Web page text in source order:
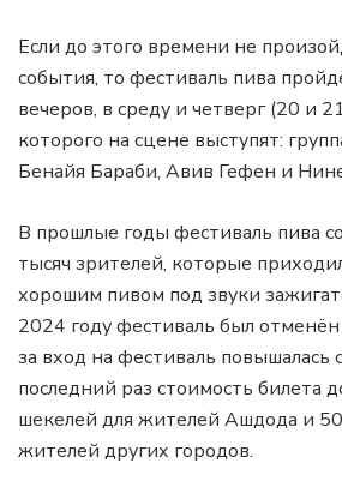
Если до этого времени не
события, то фестиваль пива
вечеров, в среду и четверг (20 и
которого на сцене выступят:
Бенайя Бараби, Авив Гефен и
В прошлые годы фестиваль пива
тысяч зрителей, которые
хорошим пивом под звуки
2024 году фестиваль был
за вход на фестиваль
последний раз стоимость билета
шекелей для жителей Ашдода и
жителей других городов.